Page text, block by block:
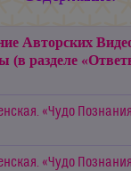
Авторских
(в разделе
«Чудо
«Чудо